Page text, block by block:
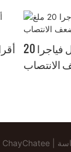
أقراص سيدنافيل فياجرا 20
الانتصاب
حقوق الطبع والنشر © 2025 ChayChatee |